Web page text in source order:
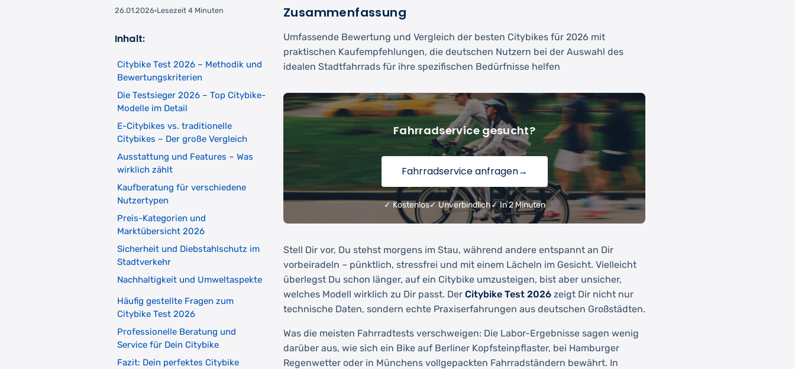
26.01.2026 Lesezeit 4 Minuten
Inhalt:
Citybike Test 2026 – Methodik und
Bewertungskriterien
Die Testsieger 2026 – Top Citybike-
Modelle im Detail
E-Citybikes vs. traditionelle
Citybikes – Der große Vergleich
Ausstattung und Features – Was
wirklich zählt
Kaufberatung für verschiedene
Nutzertypen
Preis-Kategorien und
Marktübersicht 2026
Sicherheit und Diebstahlschutz im
Stadtverkehr
Nachhaltigkeit und Umweltaspekte
Häufig gestellte Fragen zum
Citybike Test 2026
Professionelle Beratung und
Service für Dein Citybike
Fazit: Dein perfektes Citybike
Zusammenfassung
Umfassende Bewertung und Vergleich der besten Citybikes für 2026 mit
praktischen Kaufempfehlungen, die deutschen Nutzern bei der Auswahl des
idealen Stadtfahrrads für ihre spezifischen Bedürfnisse helfen
Fahrradservice gesucht?
Fahrradservice anfragen→
✓ Kostenlos✓ Unverbindlich✓ In 2 Minuten
Stell Dir vor, Du stehst morgens im Stau, während andere entspannt an Dir
vorbeiradeln – pünktlich, stressfrei und mit einem Lächeln im Gesicht. Vielleicht
überlegst Du schon länger, auf ein Citybike umzusteigen, bist aber unsicher,
welches Modell wirklich zu Dir passt. Der Citybike Test 2026 zeigt Dir nicht nur
technische Daten, sondern echte Praxiserfahrungen aus deutschen Großstädten.
Was die meisten Fahrradtests verschweigen: Die Labor-Ergebnisse sagen wenig
darüber aus, wie sich ein Bike auf Berliner Kopfsteinpflaster, bei Hamburger
Regenwetter oder in Münchens vollgepackten Fahrradständern bewährt. In